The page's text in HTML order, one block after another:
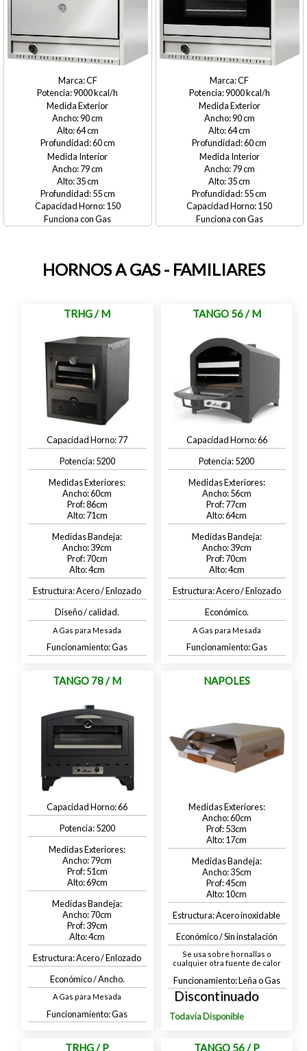
CF
9000
Medida Exterior
90
64
60
Medida Interior
79
35
55
150
Gas
CF
9000
Medida Exterior
90
64
60
Medida Interior
79
35
55
150
Gas
HORNOS A GAS - FAMILIARES
TRHG / M
77
5200
60
86
71
39
70
4
Acero / Enlozado
Diseño / calidad.
A Gas para Mesada
Gas
TANGO 56 / M
66
5200
56
77
64
39
70
4
Acero / Enlozado
Económico.
A Gas para Mesada
Gas
TANGO 78 / M
66
5200
79
51
69
70
39
4
Acero / Enlozado
Económico / Ancho.
A Gas para Mesada
Gas
NAPOLES
60
53
17
35
45
10
Acero inoxidable
Económico / Sin instalación
Se usa sobre hornallas o
cualquier otra fuente de calor
Leña o Gas
TRHG / P TANGO 56 / P